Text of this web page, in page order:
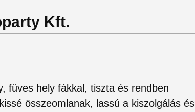
Kft.
füves hely fákkal, tiszta és rendben
összeomlanak, lassú a kiszolgálás és